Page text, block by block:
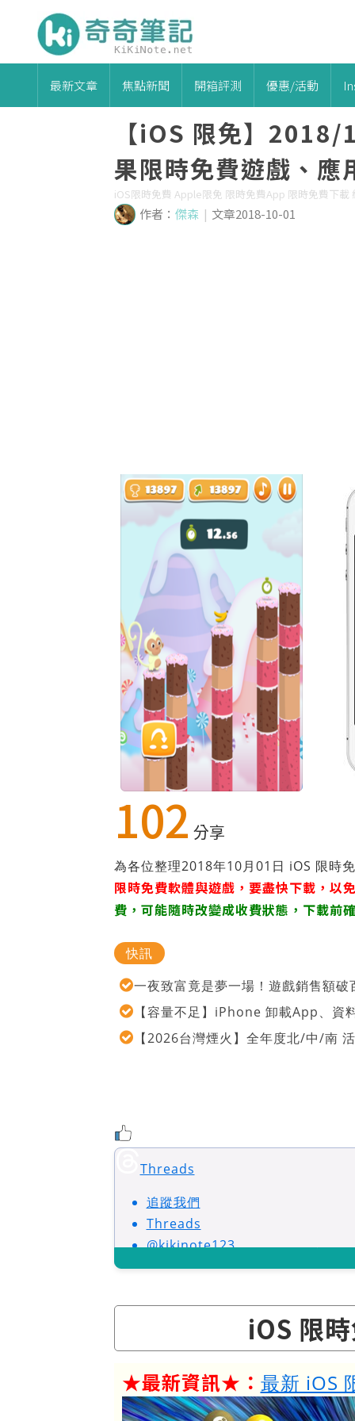
最新文章 焦點新聞 開箱評測 優惠/活動
【iOS 限免】
果限時免費遊戲、
iOS限時免費 Apple限免 限時免費App 限時免費下
作者： 傑森 | 文章2018-10-01
102 分享
為各位整理2018年10月01日 iOS 限時
限時免費軟體與遊戲，要盡快下載，以
費，可能隨時改變成收費狀態，下載前
快訊
一夜致富竟是夢一場！遊戲銷售額
【容量不足】iPhone 卸載App、資
【2026台灣煙火】全年度北/中/南
Threads
追蹤我們
Threads
@kikinote123
iOS 限
★最新資訊★： 最新 iOS